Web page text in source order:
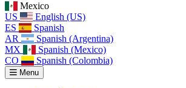
Mexico
US
English (US)
ES
Spanish
AR
Spanish (Argentina)
MX
Spanish (Mexico)
CO
Spanish (Colombia)
Menu